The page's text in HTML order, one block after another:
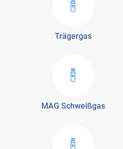
Trägergas
MAG Schweißgas